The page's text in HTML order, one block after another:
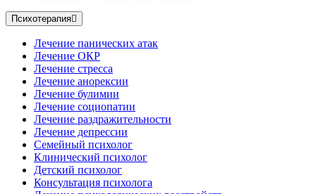
Психотерапия
Лечение панических атак
Лечение ОКР
Лечение стресса
Лечение анорексии
Лечение булимии
Лечение социопатии
Лечение раздражительности
Лечение депрессии
Семейный психолог
Клинический психолог
Детский психолог
Консультация психолога